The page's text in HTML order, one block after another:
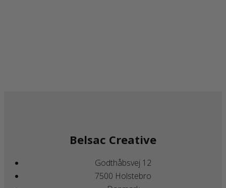
Belsac Creative
Godthåbsvej 12
7500 Holstebro